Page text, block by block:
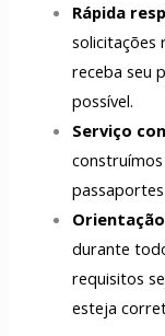
Rápida
solicitações
receba seu
possível.
Serviço
durante
requisitos
esteja